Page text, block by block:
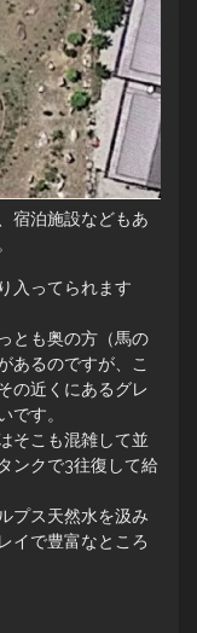
宿泊施設などもあ
入ってられます
とも奥の方（馬の
あるのですが、こ
の近くにあるグレ
です。
そこも混雑して並
ンクで3往復して給
プス天然水を汲み
イで豊富なところ